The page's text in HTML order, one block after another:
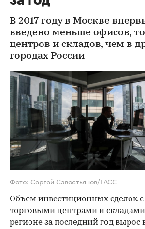
В 2017 году в Москве
введено меньше офисов,
центров и складов, чем в
городах России
Фото: Сергей Савостьянов/ТАСС
Объем инвестиционных сделок
торговыми центрами и
регионе за последний год вырос